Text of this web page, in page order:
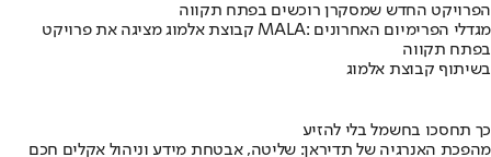
הפרויקט החדש שמסקרן רוכשים בפתח תקווה
קבוצת אלמוג מציגה את פרויקט MALA: מגדלי הפרימיום האחרונים
בפתח תקווה
בשיתוף קבוצת אלמוג
כך תחסכו בחשמל בלי להזיע
מהפכת האנרגיה של תדיראן: שליטה, אבטחת מידע וניהול אקלים חכם